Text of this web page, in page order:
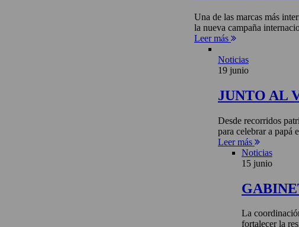
Una de las marcas más
la nueva campaña
Leer más
Noticias
19 junio
JUNTO AL
Desde recorridos
para celebrar a papá
Leer más
Noticias
15 junio
La
fortalecer la